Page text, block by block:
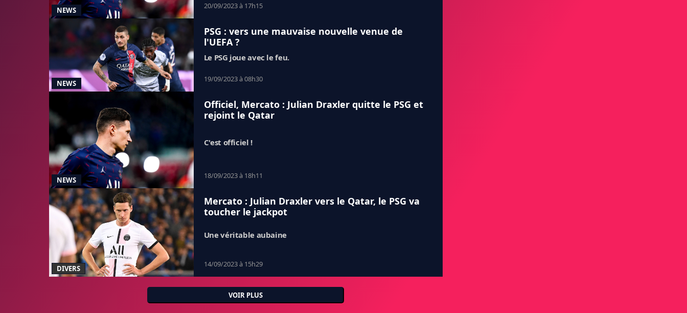
NEWS
20/09/2023 à 17h15
NEWS
PSG : vers une mauvaise nouvelle venue de
l'UEFA ?
Le PSG joue avec le feu.
19/09/2023 à 08h30
NEWS
Officiel, Mercato : Julian Draxler quitte le PSG et
rejoint le Qatar
C'est officiel !
18/09/2023 à 18h11
DIVERS
Mercato : Julian Draxler vers le Qatar, le PSG va
toucher le jackpot
Une véritable aubaine
14/09/2023 à 15h29
VOIR PLUS